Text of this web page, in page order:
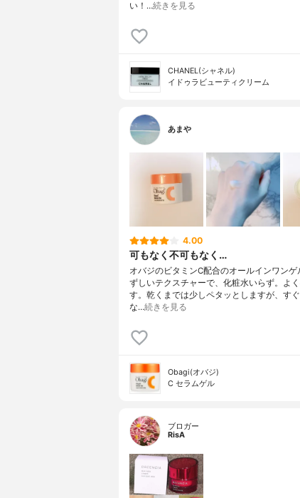
い！…続きを見る
CHANEL(シャネル)
イドゥラビューティクリーム
あまや
4.00
可もなく不可もなく…
オバジのビタミンC配合のオールインワン
ずしいテクスチャーで、化粧水いらず。よ
す。乾くまでは少しペタッとしますが、す
な…続きを見る
Obagi(オバジ)
C セラムゲル
ブロガー
RisA